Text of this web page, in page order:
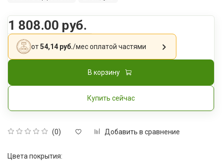
(0) Добавить в сравнение
1 808.00 руб.
от54,14 руб./месоплатой частями
В корзину
Купить сейчас
Цвета покрытия: